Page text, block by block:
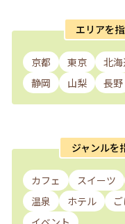
エリアを
京都 東京 北
静岡
山梨 長野
ジャンルを
カフェ スイーツ
温泉
ホテル